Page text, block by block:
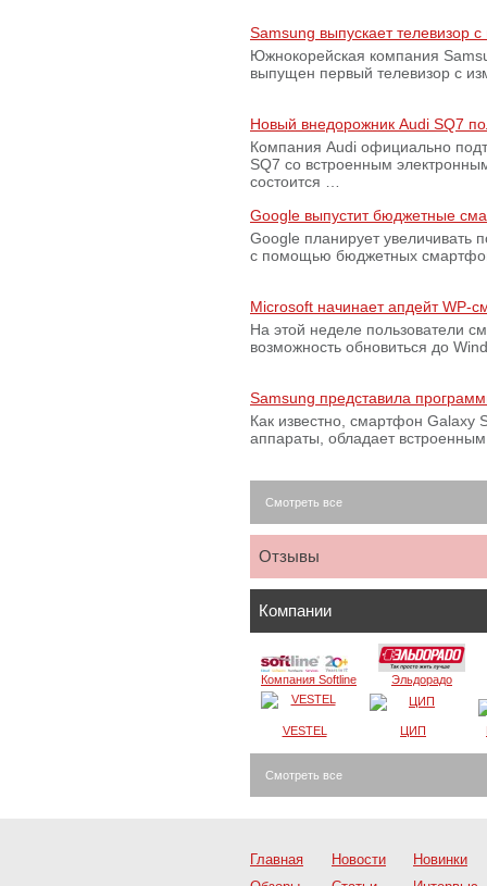
Samsung выпускает телевизор
Южнокорейская компания
выпущен первый телевизор с
Новый внедорожник Audi SQ7
Компания Audi официально
SQ7 со встроенным
состоится …
Google выпустит бюджетные
Google планирует увеличивать
с помощью бюджетных
Microsoft начинает апдейт WP-
На этой неделе пользователи
возможность обновиться до
Samsung представила
Как известно, смартфон Galaxy
аппараты, обладает
Смотреть все
Отзывы
Компании
Компания Softline Эльдорадо
VESTEL ЦИП
Смотреть все
Главная Новости
Новинки